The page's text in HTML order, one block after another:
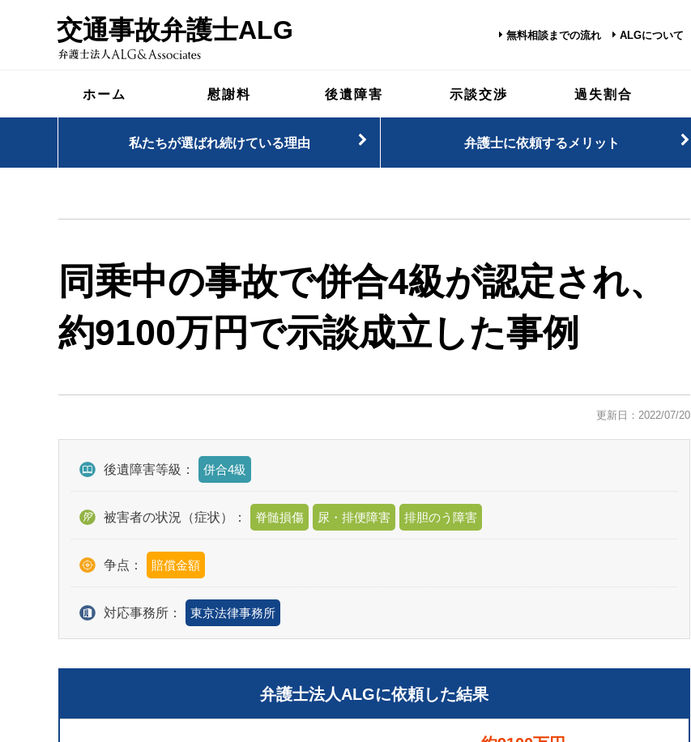
交通事故弁護士ALG 無料相談までの流れ ALGについて
ホーム 慰謝料 後遺障害 示談交渉 過失割合
私たちが選ばれ続けている理由 弁護士に依頼するメリット
同乗中の事故で併合4級が認定され、
約9100万円で示談成立した事例
更新日：2022/07/20
後遺障害等級： 併合4級
被害者の状況（症状）： 脊髄損傷 尿・排便障害 排胆のう障害
争点： 賠償金額
対応事務所： 東京法律事務所
弁護士法人ALGに依頼した結果